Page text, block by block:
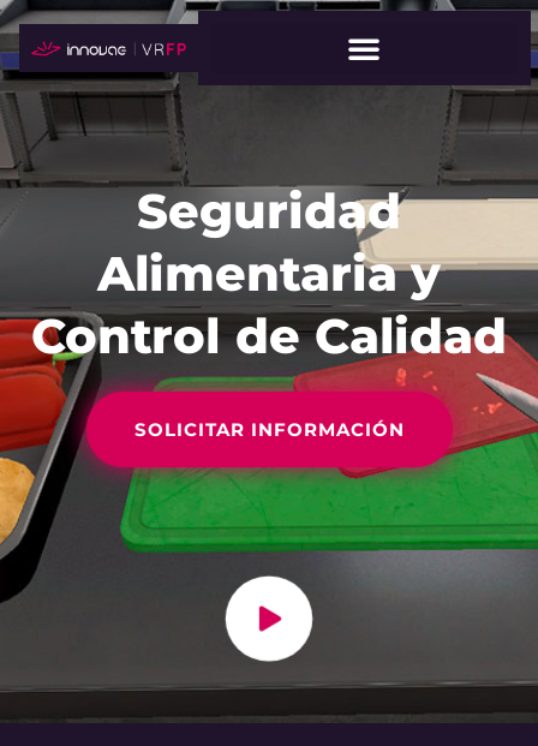
Seguridad
Alimentaria y
Control de Calidad
SOLICITAR INFORMACIÓN